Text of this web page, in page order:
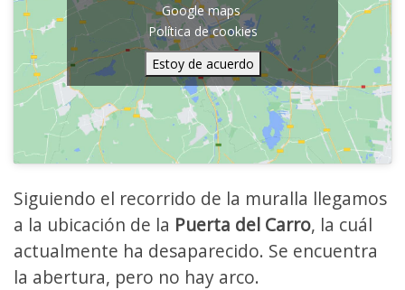
Google maps
Política de cookies
Estoy de acuerdo
Siguiendo el recorrido de la muralla llegamos
a la ubicación de la Puerta del Carro, la cuál
actualmente ha desaparecido. Se encuentra
la abertura, pero no hay arco.